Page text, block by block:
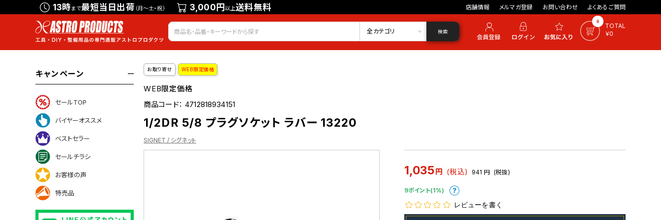
13時まで最短当日出荷 （月～土・祝） 3,000円以上送料無料 店舗情報 メルマガ登録 お問い合わせ よくあるご質問
会員登録 ログイン お気に入り 0
TOTAL
￥0
全カテゴリ 検索
キャンペーン
セールTOP
バイヤーオススメ
ベストセラー
セールチラシ
お客様の声
特売品
お取り寄せ WEB限定価格
WEB限定価格
商品コード：4712818934151
1/2DR 5/8 プラグソケット ラバー 13220
SIGNET / シグネット
1,035円 (税込) 941 円 (税抜)
9ポイント(1%)
レビューを書く